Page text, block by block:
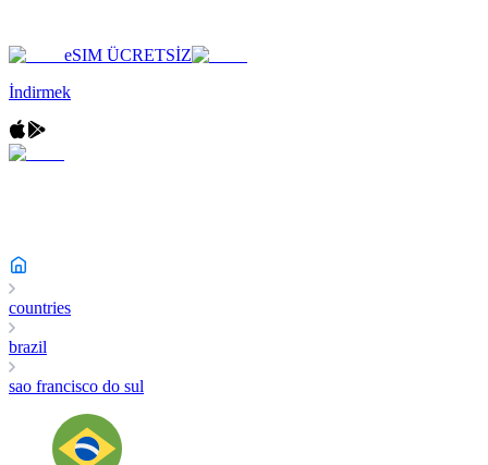
eSIM ÜCRETSİZ
İndirmek
countries
brazil
sao francisco do sul